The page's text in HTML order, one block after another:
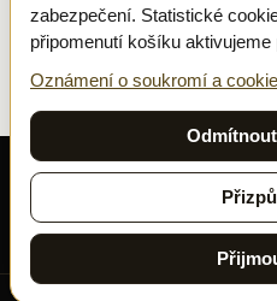
Google-reviewed
₿ BITCOIN
© 2026 Ladymary ·Solar Shine s.r.o.
Czech Republic · IČO 04375092 · DIČ
SoukromíObchodní podmínkyCookies
zabezpečení. Statistické
připomenutí košíku
Oznámení o soukromí a